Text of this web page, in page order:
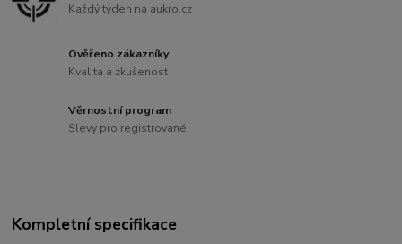
Každý týden na aukro.cz
Ověřeno zákazníky
Kvalita a zkušenost
Věrnostní program
Slevy pro registrované
Kompletní specifikace